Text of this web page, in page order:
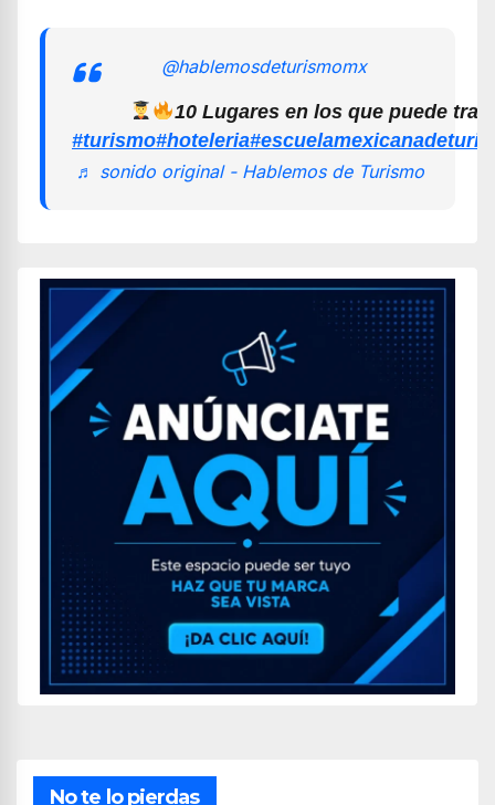
@hablemosdeturismomx
10 Lugares en los que puede
#turismo#hoteleria
♬ sonido original - Hablemos de Turismo
No te lo pierdas